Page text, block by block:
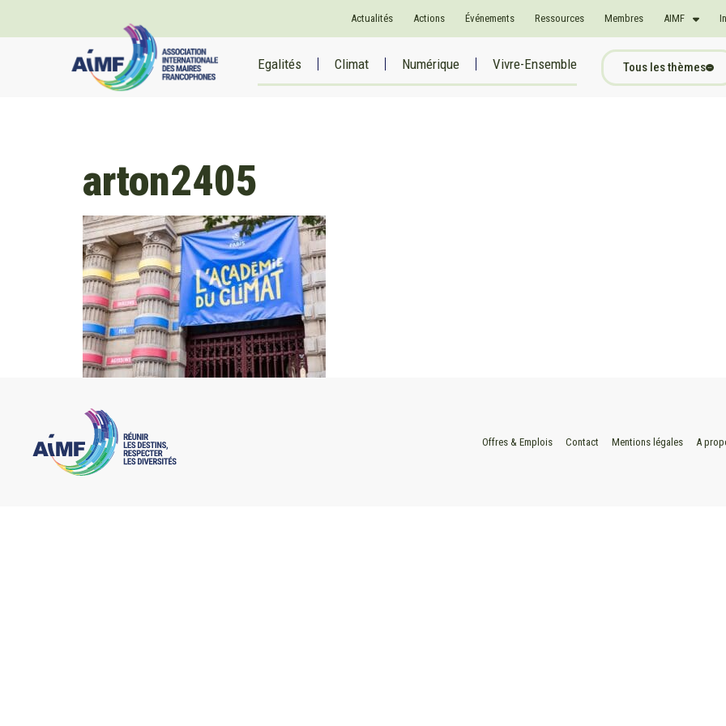
Actualités Actions Événements Ressources Membres AIMF
Egalités Climat Numérique Vivre-Ensemble Tous les thèmes
arton2405
Offres & Emplois Contact Mentions légales A